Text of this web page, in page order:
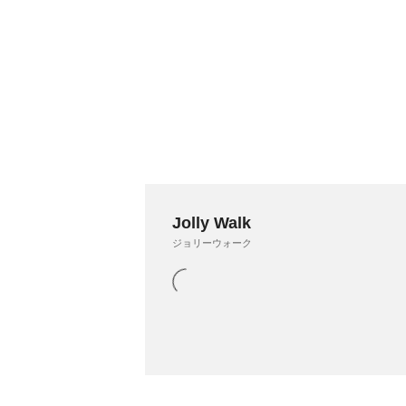
Jolly Walk
ジョリーウォーク